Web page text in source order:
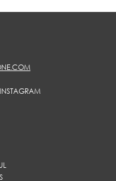
INSTAGRAM